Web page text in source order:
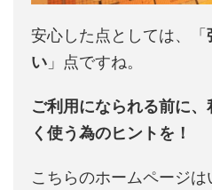
安心した点としては、「
い 」点ですね。
ご利用になられる前に
く使う為のヒントを！
こちらのホームページ